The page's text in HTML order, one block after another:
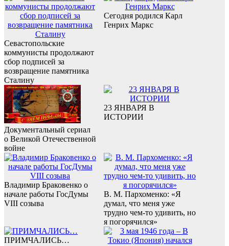
Севастопольские
коммунисты продолжают
сбор подписей за
возвращение памятника
Сталину
Сегодня родился Карл
Генрих Маркс
Документальный сериал
о Великой Отечественной
войне
23 ЯНВАРЯ В
ИСТОРИИ
Владимир Браковенко о
начале работы ГосДумы
VIII созыва
В. М. Пархоменко: «Я
думал, что меня уже
трудно чем-то удивить, но
я погорячился»
ПРИМЧАЛИСЬ…